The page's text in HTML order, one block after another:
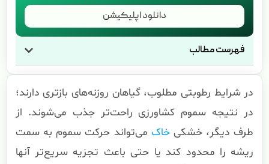
دانلود اپلیکیشن
فهرست مطالب
در شرایط رطوبتی مطلوب، گیاهان روزنه‌های بازتری دارند؛
در نتیجه سموم کشاورزی راحت‌تر جذب می‌شوند. از
طرف دیگر، خشکیخاک می‌تواند حرکت سموم به سمت
ریشه را محدود کند یا حتی باعث تجزیه سریع‌تر آنها